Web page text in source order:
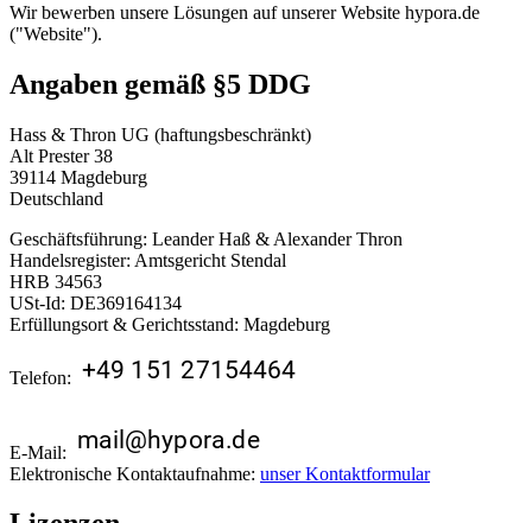
Wir bewerben unsere Lösungen auf unserer Website hypora.de
("Website").
Angaben gemäß §5 DDG
Hass & Thron UG (haftungsbeschränkt)
Alt Prester 38
39114 Magdeburg
Deutschland
Geschäftsführung: Leander Haß & Alexander Thron
Handelsregister: Amtsgericht Stendal
HRB 34563
USt-Id: DE369164134
Erfüllungsort & Gerichtsstand: Magdeburg
Telefon:
E-Mail:
Elektronische Kontaktaufnahme: unser Kontaktformular